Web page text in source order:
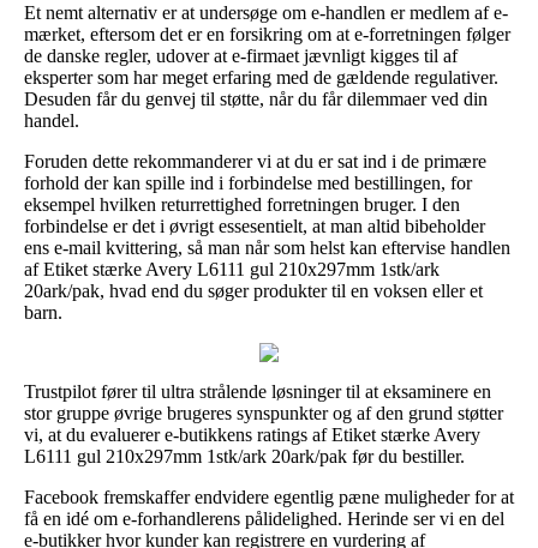
Et nemt alternativ er at undersøge om e-handlen er medlem af e-
mærket, eftersom det er en forsikring om at e-forretningen følger
de danske regler, udover at e-firmaet jævnligt kigges til af
eksperter som har meget erfaring med de gældende regulativer.
Desuden får du genvej til støtte, når du får dilemmaer ved din
handel.
Foruden dette rekommanderer vi at du er sat ind i de primære
forhold der kan spille ind i forbindelse med bestillingen, for
eksempel hvilken returrettighed forretningen bruger. I den
forbindelse er det i øvrigt essesentielt, at man altid bibeholder
ens e-mail kvittering, så man når som helst kan eftervise handlen
af Etiket stærke Avery L6111 gul 210x297mm 1stk/ark
20ark/pak, hvad end du søger produkter til en voksen eller et
barn.
Trustpilot fører til ultra strålende løsninger til at eksaminere en
stor gruppe øvrige brugeres synspunkter og af den grund støtter
vi, at du evaluerer e-butikkens ratings af Etiket stærke Avery
L6111 gul 210x297mm 1stk/ark 20ark/pak før du bestiller.
Facebook fremskaffer endvidere egentlig pæne muligheder for at
få en idé om e-forhandlerens pålidelighed. Herinde ser vi en del
e-butikker hvor kunder kan registrere en vurdering af